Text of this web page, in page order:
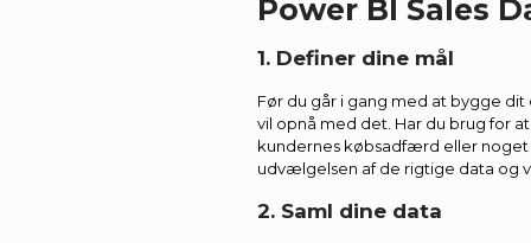
Power BI Sales
1. Definer dine mål
Før du går i gang med at bygge
vil opnå med det. Har du brug for
kundernes købsadfærd eller noget
udvælgelsen af de rigtige data og
2. Saml dine data